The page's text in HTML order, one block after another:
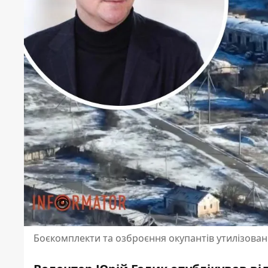
Боєкомплекти та озброєння окупантів